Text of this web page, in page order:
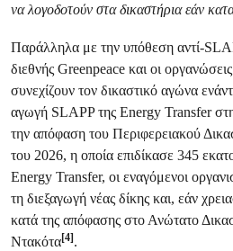
να λογοδοτούν στα δικαστήρια εάν
Παράλληλα με την υπόθεση αντί-
διεθνής Greenpeace και οι
συνεχίζουν τον δικαστικό αγώνα
αγωγή SLAPP της Energy Transfer
την απόφαση του Περιφερειακού
του 2026, η οποία επιδίκασε 345
Energy Transfer, οι εναγόμενοι
τη διεξαγωγή νέας δίκης και, εάν
κατά της απόφασης στο Ανώτατο
Ντακότα[4].